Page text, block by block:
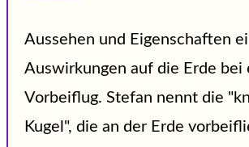
Aussehen und Eigenschaften
Auswirkungen auf die Erde bei
Vorbeiflug. Stefan nennt die
Kugel", die an der Erde